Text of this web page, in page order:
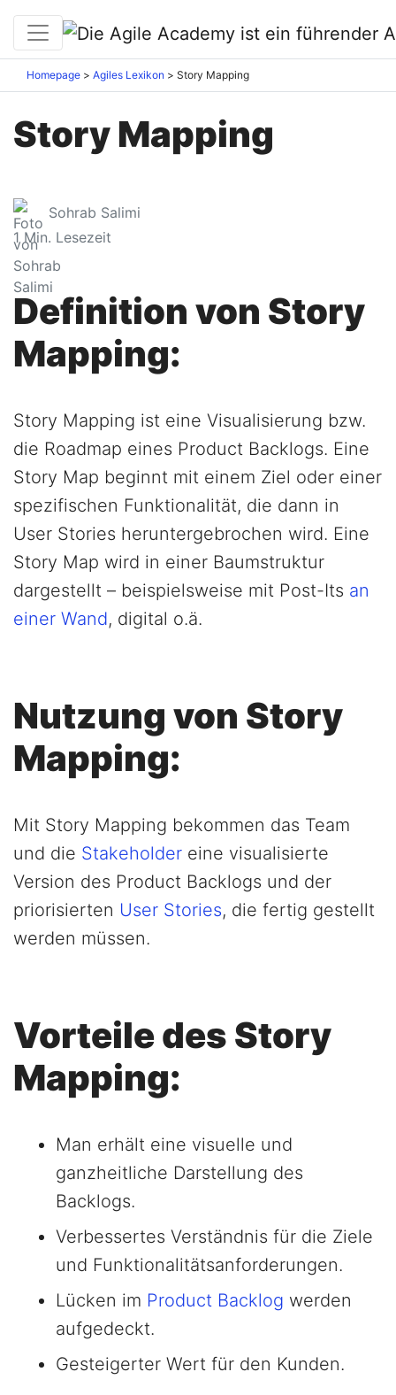
Homepage Agiles Lexikon Story Mapping
Story Mapping
Sohrab Salimi
1 Min. Lesezeit
Definition von Story
Mapping:
Story Mapping ist eine Visualisierung bzw.
die Roadmap eines Product Backlogs. Eine
Story Map beginnt mit einem Ziel oder einer
spezifischen Funktionalität, die dann in
User Stories heruntergebrochen wird. Eine
Story Map wird in einer Baumstruktur
dargestellt – beispielsweise mit Post-Its an
einer Wand, digital o.ä.
Nutzung von Story
Mapping:
Mit Story Mapping bekommen das Team
und die Stakeholder eine visualisierte
Version des Product Backlogs und der
priorisierten User Stories, die fertig gestellt
werden müssen.
Vorteile des Story
Mapping:
Man erhält eine visuelle und
ganzheitliche Darstellung des
Backlogs.
Verbessertes Verständnis für die Ziele
und Funktionalitätsanforderungen.
Lücken im Product Backlog werden
aufgedeckt.
Gesteigerter Wert für den Kunden.